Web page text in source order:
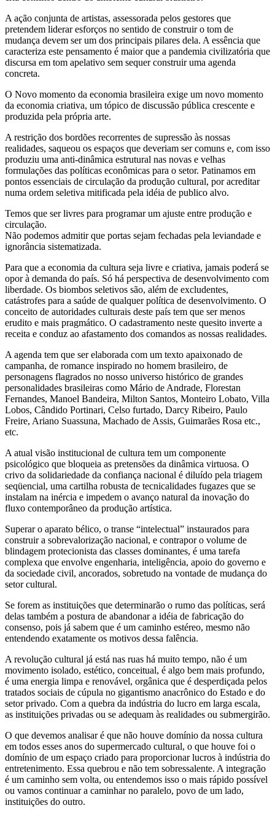
A ação conjunta de artistas, assessorada pelos gestores que
pretendem liderar esforços no sentido de construir o tom de
mudança devem ser um dos principais pilares dela. A essência que
caracteriza este pensamento é maior que a pandemia civilizatória que
discursa em tom apelativo sem sequer construir uma agenda
concreta.
O Novo momento da economia brasileira exige um novo momento
da economia criativa, um tópico de discussão pública crescente e
produzida pela própria arte.
A restrição dos bordões recorrentes de supressão às nossas
realidades, saqueou os espaços que deveriam ser comuns e, com isso
produziu uma anti-dinâmica estrutural nas novas e velhas
formulações das políticas econômicas para o setor. Patinamos em
pontos essenciais de circulação da produção cultural, por acreditar
numa ordem seletiva mitificada pela idéia de publico alvo.
Temos que ser livres para programar um ajuste entre produção e
circulação.
Não podemos admitir que portas sejam fechadas pela leviandade e
ignorância sistematizada.
Para que a economia da cultura seja livre e criativa, jamais poderá se
opor à demanda do país. Só há perspectiva de desenvolvimento com
liberdade. Os biombos seletivos são, além de excludentes,
catástrofes para a saúde de qualquer política de desenvolvimento. O
conceito de autoridades culturais deste país tem que ser menos
erudito e mais pragmático. O cadastramento neste quesito inverte a
receita e conduz ao afastamento dos comandos as nossas realidades.
A agenda tem que ser elaborada com um texto apaixonado de
campanha, de romance inspirado no homem brasileiro, de
personagens flagrados no nosso universo histórico de grandes
personalidades brasileiras como Mário de Andrade, Florestan
Fernandes, Manoel Bandeira, Milton Santos, Monteiro Lobato, Villa
Lobos, Cândido Portinari, Celso furtado, Darcy Ribeiro, Paulo
Freire, Ariano Suassuna, Machado de Assis, Guimarães Rosa etc.,
etc.
A atual visão institucional de cultura tem um componente
psicológico que bloqueia as pretensões da dinâmica virtuosa. O
crivo da solidariedade da confiança nacional é diluído pela triagem
seqüencial, uma cartilha robusta de tecnicalidades fugazes que se
instalam na inércia e impedem o avanço natural da inovação do
fluxo contemporâneo da produção artística.
Superar o aparato bélico, o transe “intelectual” instaurados para
construir a sobrevalorização nacional, e contrapor o volume de
blindagem protecionista das classes dominantes, é uma tarefa
complexa que envolve engenharia, inteligência, apoio do governo e
da sociedade civil, ancorados, sobretudo na vontade de mudança do
setor cultural.
Se forem as instituições que determinarão o rumo das políticas, será
delas também a postura de abandonar a idéia de fabricação do
consenso, pois já sabem que é um caminho estéreo, mesmo não
entendendo exatamente os motivos dessa falência.
A revolução cultural já está nas ruas há muito tempo, não é um
movimento isolado, estético, conceitual, é algo bem mais profundo,
é uma energia limpa e renovável, orgânica que é desperdiçada pelos
tratados sociais de cúpula no gigantismo anacrônico do Estado e do
setor privado. Com a quebra da indústria do lucro em larga escala,
as instituições privadas ou se adequam às realidades ou submergirão.
O que devemos analisar é que não houve domínio da nossa cultura
em todos esses anos do supermercado cultural, o que houve foi o
domínio de um espaço criado para proporcionar lucros à indústria do
entretenimento. Essa quebrou e não tem sobressalente. A integração
é um caminho sem volta, ou entendemos isso o mais rápido possível
ou vamos continuar a caminhar no paralelo, povo de um lado,
instituições do outro.